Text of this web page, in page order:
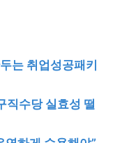
는 취업성공패키
직수당 실효성 떨